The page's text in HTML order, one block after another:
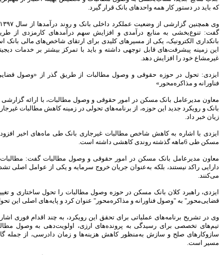
برای بانک شدن لازم باشد
اوراق رهنی؛ نقطه اتصال بازار
پول و سرمایه برای تامین مالی
مدیرعامل فناپ: نگاه به اقتصاد
مقاومتی یک نگاه ریاضت اقتصادی
رییس کل بیمه مرکزی استعفا کرد
را محقق کرد
ارتقای رسمی موسسه آموزش
عالی خاتم به دانشگاه با حضور
وزرای ارشاد و علوم
و نیم کشیدم
جزییات پرداخت وام 160، 120 و
تجربیات دوران تحریم را در
پساتحریم حفظ می کنیم
وی همچنین گزارشی از وضعیت عملکرد داخلی بانک و روند درآمدها از سال ۱۳۹۷ تاکنون ارائه کرد و
کارمزدی از طریق توسعه ابزارهای
شاخص‌های مالی بانک است.بانک مسکندر
بیشتر بر خدمات دیجیتال، سهم درآمدهای
گذر از «وصول قضایی‌محور» به «وصول
با ارائه گزارشی از وضعیت مطالبات
کاهش مطالبات غیرجاری در مسیر خروج از
طی ماه‌های اخیر افزود: شاخصNPL بانک
مطالبات گفت: مطالبات غیرجاری صرفاً یک
و یکی از عوامل اصلی تشدید چرخه زیان عمل
را تحول ساختاری و تغییر رویکرد از "وصول
و پایه‌های اصلی این تحول را تشریح کرد.
به چند اقدام فوری اشاره کرد و گفت: ایجاد
به وصول مطالبات ارزی و پیگیری
دادرسی، از جمله گام‌های کلیدی در این